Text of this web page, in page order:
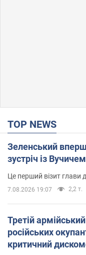
TOP NEWS
Зеленський
зустріч із Вучичем
7.08.2026 19:07 2,2 т.
Третій
російських
критичний